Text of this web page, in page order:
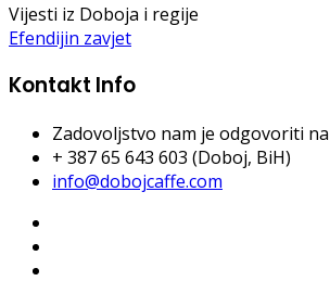
Vijesti iz Doboja i regije
Efendijin zavjet
Kontakt Info
Zadovoljstvo nam je odgovoriti
+ 387 65 643 603 (Doboj, BiH)
info@dobojcaffe.com